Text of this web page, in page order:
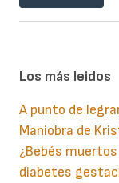
Los más leidos
A punto de
Maniobra de
¿Bebés
diabetes